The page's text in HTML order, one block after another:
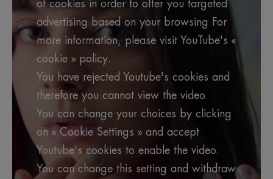
of cookies in order to offer you targeted
advertising based on your browsing For
more information, please visit YouTube's «
cookie » policy.
You have rejected Youtube's cookies and
therefore you cannot view the video.
You can change your choices by clicking
on « Cookie Settings » and accept
Youtube's cookies to enable the video.
You can change this setting and withdraw